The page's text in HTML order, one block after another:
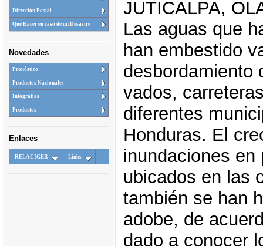
Dirección Postal
Que Hacer en caso de un Desastre
Novedades
Pronóstico
Productos Nacionales
Infografias
Productos
Enlaces
RELACIGER Links
JUTICALPA,
Las aguas que
han embestido
desbordamiento
vados,
diferentes
Honduras. El
inundaciones
ubicados en las
también se han
adobe, de
dado a conocer